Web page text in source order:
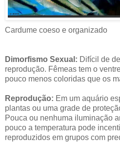
Cardume coeso e organizado
Dimorfismo Sexual: Difícil de
reprodução. Fêmeas tem o
pouco menos coloridas que os
Reprodução: Em um aquário
plantas ou uma grade de
Pouca ou nenhuma iluminação
pouco a temperatura pode
reproduzidos em grupos com